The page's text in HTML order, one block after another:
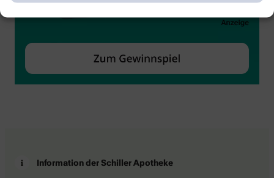
Information der Schiller Apotheke